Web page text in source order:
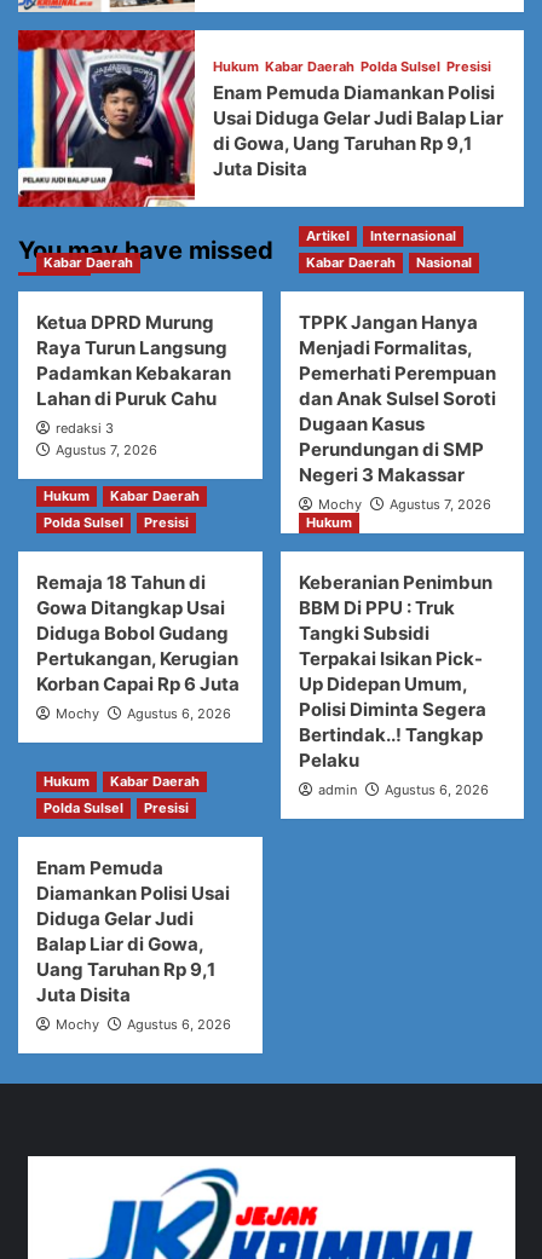
Hukum Kabar Daerah Polda Sulsel Presisi
Enam Pemuda Diamankan Polisi
Usai Diduga Gelar Judi Balap Liar
di Gowa, Uang Taruhan Rp 9,1
Juta Disita
You may have missed
Kabar Daerah
Ketua DPRD Murung
Raya Turun Langsung
Padamkan Kebakaran
Lahan di Puruk Cahu
redaksi 3
Agustus 7, 2026
Artikel
Internasional
Kabar Daerah
Nasional
TPPK Jangan Hanya
Menjadi Formalitas,
Pemerhati Perempuan
dan Anak Sulsel Soroti
Dugaan Kasus
Perundungan di SMP
Negeri 3 Makassar
Mochy Agustus 7, 2026
Hukum
Kabar Daerah
Polda Sulsel
Presisi
Remaja 18 Tahun di
Gowa Ditangkap Usai
Diduga Bobol Gudang
Pertukangan, Kerugian
Korban Capai Rp 6 Juta
Mochy Agustus 6, 2026
Hukum
Keberanian Penimbun
BBM Di PPU : Truk
Tangki Subsidi
Terpakai Isikan Pick-
Up Didepan Umum,
Polisi Diminta Segera
Bertindak..! Tangkap
Pelaku
admin Agustus 6, 2026
Hukum
Kabar Daerah
Polda Sulsel
Presisi
Enam Pemuda
Diamankan Polisi Usai
Diduga Gelar Judi
Balap Liar di Gowa,
Uang Taruhan Rp 9,1
Juta Disita
Mochy Agustus 6, 2026